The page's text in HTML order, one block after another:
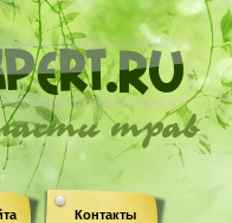
трав
Контакты